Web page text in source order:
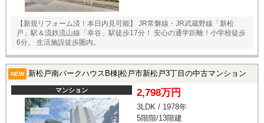
【新規リフォーム済！本日内見可能】 JR常磐線・JR武蔵野線「新松
戸」駅＆流鉄流山線「幸谷」駅徒歩17分！ 安心の通学距離！小学校徒歩
6分。 生活施設徒歩圏内。
NEW 新松戸南パークハウスB棟|松戸市新松戸3丁目の中古マンション
マンション 2,798万円
3LDK / 1978年
5階階/13階建